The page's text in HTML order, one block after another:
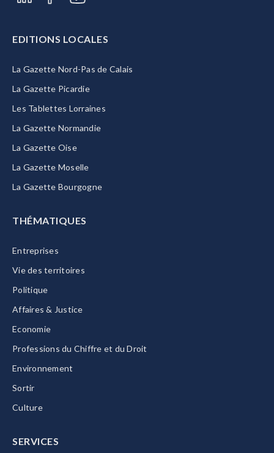
EDITIONS LOCALES
La Gazette Nord-Pas de Calais
La Gazette Picardie
Les Tablettes Lorraines
La Gazette Normandie
La Gazette Oise
La Gazette Moselle
La Gazette Bourgogne
THÉMATIQUES
Entreprises
Vie des territoires
Politique
Affaires & Justice
Economie
Professions du Chiffre et du Droit
Environnement
Sortir
Culture
SERVICES